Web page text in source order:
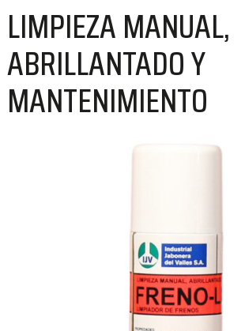
LIMPIEZA MANUAL,
ABRILLANTADO Y
MANTENIMIENTO